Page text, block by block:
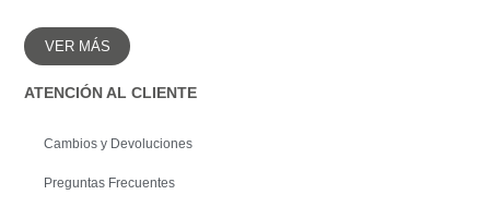
VER MÁS
ATENCIÓN AL CLIENTE
Cambios y Devoluciones
Preguntas Frecuentes